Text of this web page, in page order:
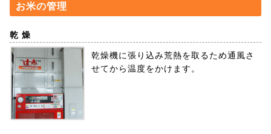
お米の管理
乾 燥
乾燥機に張り込み荒熱を取るため通風さ
せてから温度をかけます。